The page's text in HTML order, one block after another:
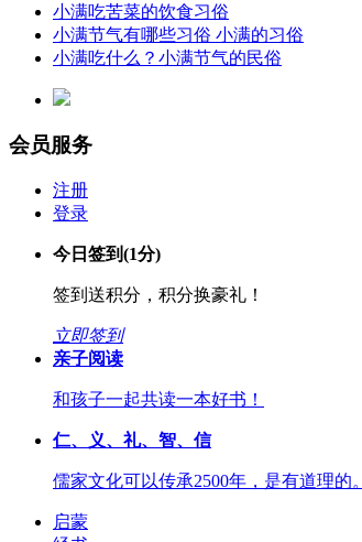
小满吃苦菜的饮食习俗
小满节气有哪些习俗 小满的习俗
小满吃什么？小满节气的民俗
会员服务
注册
登录
今日签到(1分)
签到送积分，积分换豪礼！
立即签到
亲子阅读
和孩子一起共读一本好书！
仁、义、礼、智、信
儒家文化可以传承2500年，是有道理的。
启蒙